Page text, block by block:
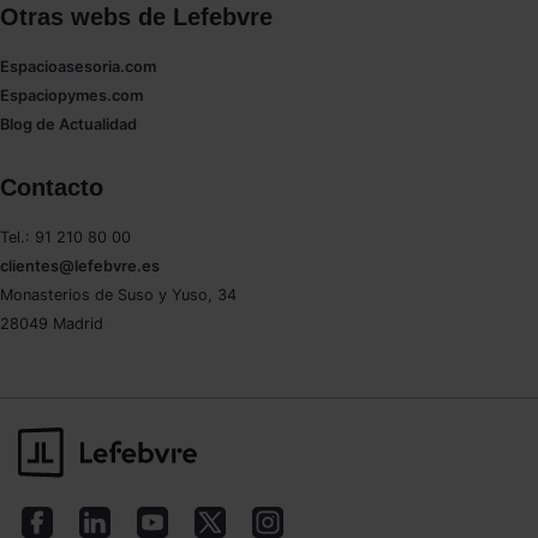
Otras webs de Lefebvre
Espacioasesoria.com
Espaciopymes.com
Blog de Actualidad
Contacto
Tel.: 91 210 80 00
clientes@lefebvre.es
Monasterios de Suso y Yuso, 34
28049 Madrid